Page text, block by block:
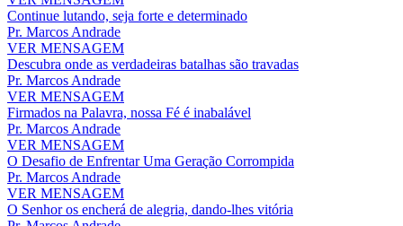
Continue lutando, seja forte e determinado
Pr. Marcos Andrade
VER MENSAGEM
Descubra onde as verdadeiras batalhas são travadas
Pr. Marcos Andrade
VER MENSAGEM
Firmados na Palavra, nossa Fé é inabalável
Pr. Marcos Andrade
VER MENSAGEM
O Desafio de Enfrentar Uma Geração Corrompida
Pr. Marcos Andrade
VER MENSAGEM
O Senhor os encherá de alegria, dando-lhes vitória